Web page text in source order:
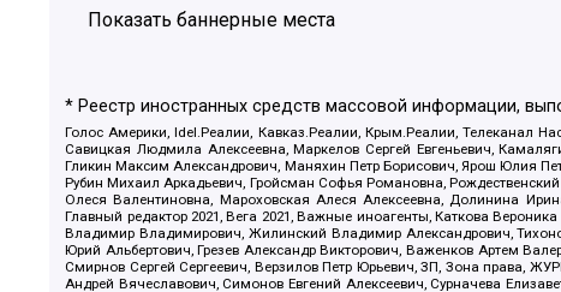
Показать баннерные места
* Реестр иностранных средств массовой информации,
Голос Америки, Idel.Реалии, Кавказ.Реалии, Крым.Реалии, Телеканал
Савицкая Людмила Алексеевна, Маркелов Сергей Евгеньевич,
Гликин Максим Александрович, Маняхин Петр Борисович, Ярош Юлия
Рубин Михаил Аркадьевич, Гройсман Софья Романовна,
Олеся Валентиновна, Мароховская Алеся Алексеевна, Долинина
Главный редактор 2021, Вега 2021, Важные иноагенты, Каткова
Владимир Владимирович, Жилинский Владимир Александрович,
Юрий Альбертович, Грезев Александр Викторович, Важенков Артем
Смирнов Сергей Сергеевич, Верзилов Петр Юрьевич, ЗП, Зона права,
Андрей Вячеславович, Симонов Евгений Алексеевич, Сурначева